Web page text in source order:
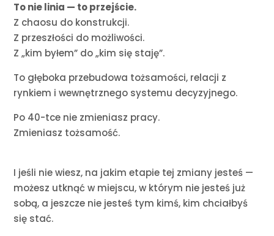
To nie linia — to przejście.
Z chaosu do konstrukcji.
Z przeszłości do możliwości.
Z „kim byłem” do „kim się staję”.
To głęboka przebudowa tożsamości, relacji z
rynkiem i wewnętrznego systemu decyzyjnego.
Po 40-tce nie zmieniasz pracy.
Zmieniasz tożsamość.
I jeśli nie wiesz, na jakim etapie tej zmiany jesteś —
możesz utknąć w miejscu, w którym nie jesteś już
sobą, a jeszcze nie jesteś tym kimś, kim chciałbyś
się stać.